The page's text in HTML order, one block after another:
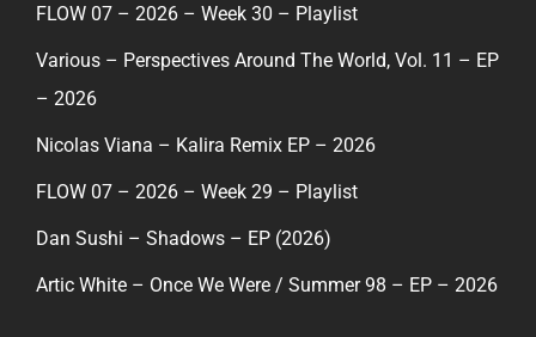
FLOW 07 – 2026 – Week 30 – Playlist
Various – Perspectives Around The World, Vol. 11 – EP
– 2026
Nicolas Viana – Kalira Remix EP – 2026
FLOW 07 – 2026 – Week 29 – Playlist
Dan Sushi – Shadows – EP (2026)
Artic White – Once We Were / Summer 98 – EP – 2026